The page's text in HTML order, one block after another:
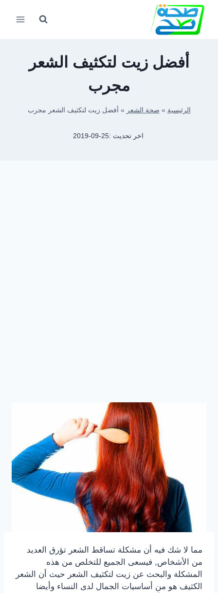
التجاوز
المحتوى
أفضل زيت لتكثيف الشعر
مجرب
الرئيسية » صحة الشعر » أفضل زيت لتكثيف الشعر مجرب
اخر تحديث :2019-09-25
مما لا شك فيه أن مشكلة تساقط الشعر تؤرق العديد
من الأشخاص, فيسعى الجميع للتخلص من هذه
المشكلة والبحث عن زيت لتكثيف الشعر حيث أن الشعر
الكثيف هو من أساسيات الجمال لدى النساء وأيضا